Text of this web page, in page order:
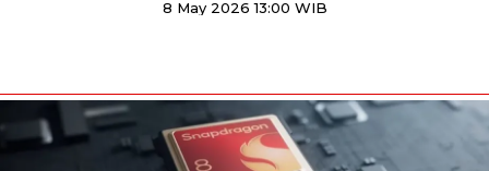
8 May 2026 13:00 WIB